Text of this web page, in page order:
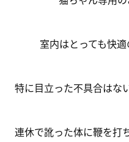
室内はとっても快
特に目立った不具合はな
連休で訛った体に鞭を打